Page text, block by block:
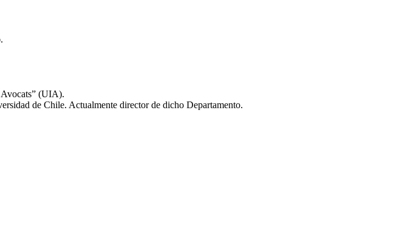
(UIA).
de Chile. Actualmente director de dicho Departamento.